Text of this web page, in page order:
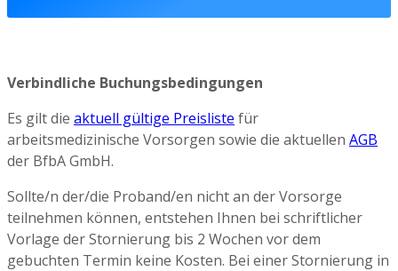
Verbindliche Buchungsbedingungen
Es gilt die aktuell gültige Preisliste für
arbeitsmedizinische Vorsorgen sowie die aktuellen AGB
der BfbA GmbH.
Sollte/n der/die Proband/en nicht an der Vorsorge
teilnehmen können, entstehen Ihnen bei schriftlicher
Vorlage der Stornierung bis 2 Wochen vor dem
gebuchten Termin keine Kosten. Bei einer Stornierung in